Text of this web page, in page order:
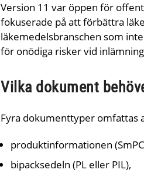
Version 11 var öppen för
fokuserade på att förbättra
läkemedelsbranschen som
för onödiga risker vid
Vilka dokument
Fyra dokumenttyper omfattas
produktinformationen
bipacksedeln (PL eller PIL),